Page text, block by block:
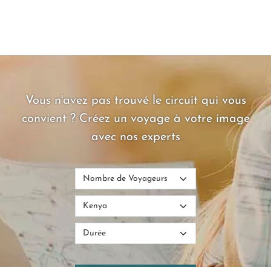
Vous n'avez pas trouvé le circuit qui vous
convient ? Créez un voyage à votre image
avec nos experts